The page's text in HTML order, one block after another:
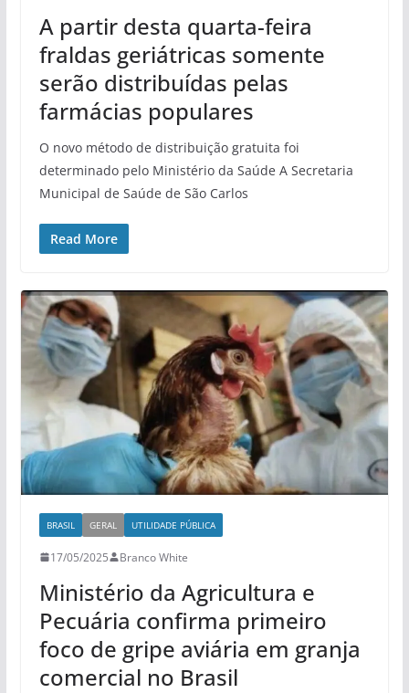
A partir desta quarta-feira
fraldas geriátricas somente
serão distribuídas pelas
farmácias populares
O novo método de distribuição gratuita foi
determinado pelo Ministério da Saúde A Secretaria
Municipal de Saúde de São Carlos
Read More
BRASIL GERAL UTILIDADE PÚBLICA
17/05/2025 Branco White
Ministério da Agricultura e
Pecuária confirma primeiro
foco de gripe aviária em granja
comercial no Brasil